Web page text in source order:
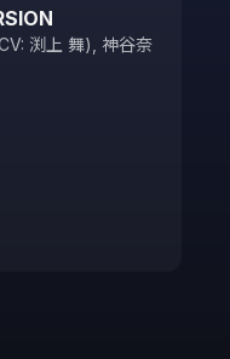
渕上 舞) 神谷奈